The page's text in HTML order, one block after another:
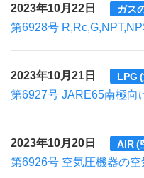
2023年10月22日 ガス
第6928号
2023年10月21日 LPG
第6927号 JARE65南極向
2023年10月20日 AIR (
第6926号 空気圧機器の